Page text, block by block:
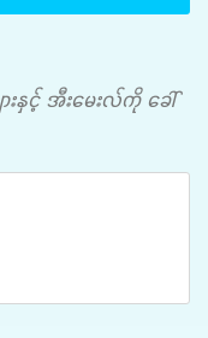
းနှင့် အီးမေးလ်ကို ခေါ်